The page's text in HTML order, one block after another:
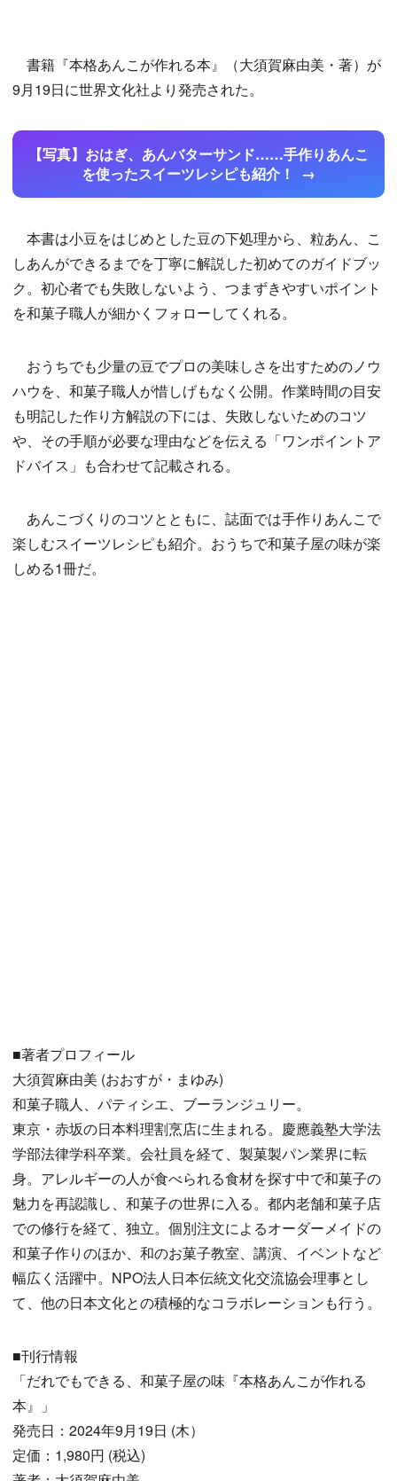
書籍『本格あんこが作れる本』（大須賀麻由美・著）が
9月19日に世界文化社より発売された。
【写真】おはぎ、あんバターサンド……手作りあんこ
を使ったスイーツレシピも紹介！
本書は小豆をはじめとした豆の下処理から、粒あん、こ
しあんができるまでを丁寧に解説した初めてのガイドブッ
ク。初心者でも失敗しないよう、つまずきやすいポイント
を和菓子職人が細かくフォローしてくれる。
おうちでも少量の豆でプロの美味しさを出すためのノウ
ハウを、和菓子職人が惜しげもなく公開。作業時間の目安
も明記した作り方解説の下には、失敗しないためのコツ
や、その手順が必要な理由などを伝える「ワンポイントア
ドバイス」も合わせて記載される。
あんこづくりのコツとともに、誌面では手作りあんこで
楽しむスイーツレシピも紹介。おうちで和菓子屋の味が楽
しめる1冊だ。
■著者プロフィール
大須賀麻由美 (おおすが・まゆみ)
和菓子職人、パティシエ、ブーランジュリー。
東京・赤坂の日本料理割烹店に生まれる。慶應義塾大学法
学部法律学科卒業。会社員を経て、製菓製パン業界に転
身。アレルギーの人が食べられる食材を探す中で和菓子の
魅力を再認識し、和菓子の世界に入る。都内老舗和菓子店
での修行を経て、独立。個別注文によるオーダーメイドの
和菓子作りのほか、和のお菓子教室、講演、イベントなど
幅広く活躍中。NPO法人日本伝統文化交流協会理事とし
て、他の日本文化との積極的なコラボレーションも行う。
■刊行情報
「だれでもできる、和菓子屋の味『本格あんこが作れる
本』」
発売日：2024年9月19日 (木）
定価：1,980円 (税込)